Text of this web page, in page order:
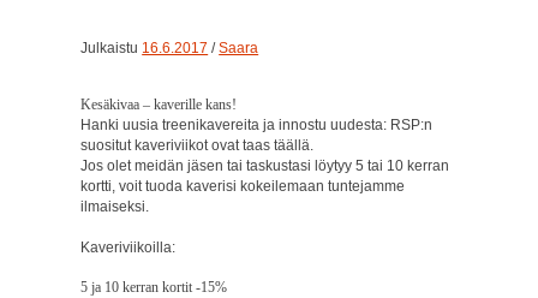
Julkaistu 16.6.2017 /Saara
Kesäkivaa – kaverille kans!
Hanki uusia treenikavereita ja innostu uudesta: RSP:n
suositut kaveriviikot ovat taas täällä.
Jos olet meidän jäsen tai taskustasi löytyy 5 tai 10 kerran
kortti, voit tuoda kaverisi kokeilemaan tuntejamme
ilmaiseksi.
Kaveriviikoilla:
5 ja 10 kerran kortit -15%